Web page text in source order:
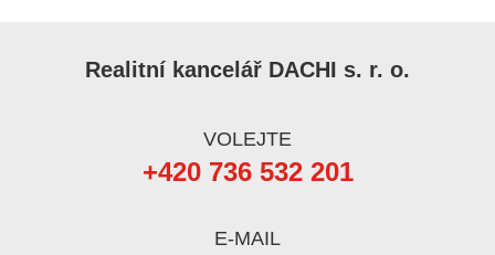
Realitní kancelář DACHI s. r. o.
VOLEJTE
+420 736 532 201
E-MAIL